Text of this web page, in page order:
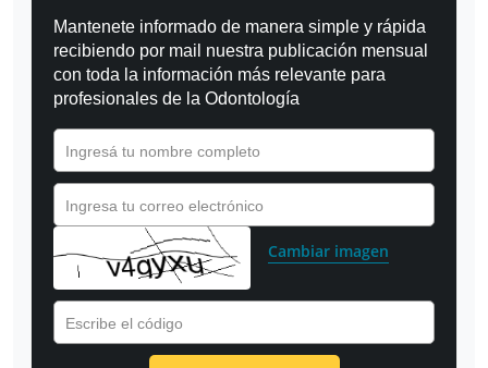
Mantenete informado de manera simple y rápida
recibiendo por mail nuestra publicación mensual
con toda la información más relevante para
profesionales de la Odontología
Ingresá tu nombre completo
Ingresa tu correo electrónico
Cambiar imagen
Escribe el código